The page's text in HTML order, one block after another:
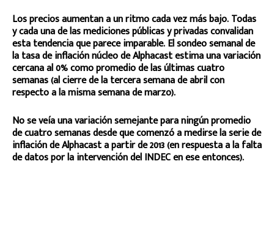
Los precios aumentan a un ritmo cada vez más bajo. Todas
y cada una de las mediciones públicas y privadas convalidan
esta tendencia que parece imparable. El sondeo semanal de
la tasa de inflación núcleo de Alphacast estima una variación
cercana al 0% como promedio de las últimas cuatro
semanas (al cierre de la tercera semana de abril con
respecto a la misma semana de marzo).
No se veía una variación semejante para ningún promedio
de cuatro semanas desde que comenzó a medirse la serie de
inflación de Alphacast a partir de 2013 (en respuesta a la falta
de datos por la intervención del INDEC en ese entonces).